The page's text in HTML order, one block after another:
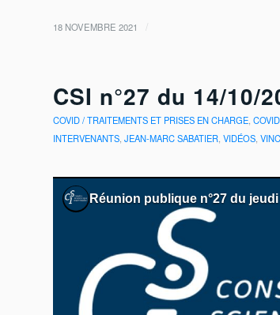
18 NOVEMBRE 2021 /
CSI n°27 du 14/10/
COVID / TRAITEMENTS ET PRISES EN CHARGE,
INTERVENANTS, JEAN-MARC SABATIER, VIDÉOS,